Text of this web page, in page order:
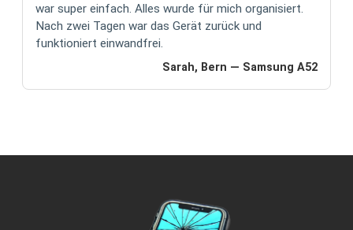
war super einfach. Alles wurde für mich organisiert.
Nach zwei Tagen war das Gerät zurück und
funktioniert einwandfrei.
Sarah, Bern — Samsung A52